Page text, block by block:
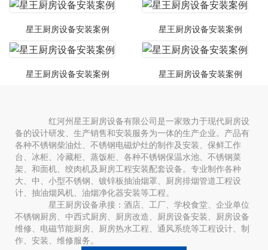
星王厨房设备安装案例 星王厨房设备安装案例
星王厨房设备安装案例 星王厨房设备安装案例
红河州星王厨房设备有限公司是一家致力于现代厨房设
备的设计研发、生产销售和安装服务为一体的生产企业。产品有
各种不锈钢柴油灶、不锈钢电磁炉灶的制作及安装、保鲜工作
台、冰柜、冷藏柜、蒸饭柜、各种不锈钢保温水池、不锈钢菜
架、和面机、绞肉机及厨房工程安装配套设备。专业制作各种
大、中、小型不锈钢、镀锌板抽油烟罩、厨房排烟管道工程设
计、抽油烟风机、油烟净化器安装等工程。
星王厨房设备承接：酒店、工厂、学校食堂、企业单位
不锈钢厨房、中西式厨房、厨房改造、厨房设备安装、厨房设备
维修、电磁节能厨房、厨房热水工程、通风系统等工程设计、制
作、安装、维修服务。